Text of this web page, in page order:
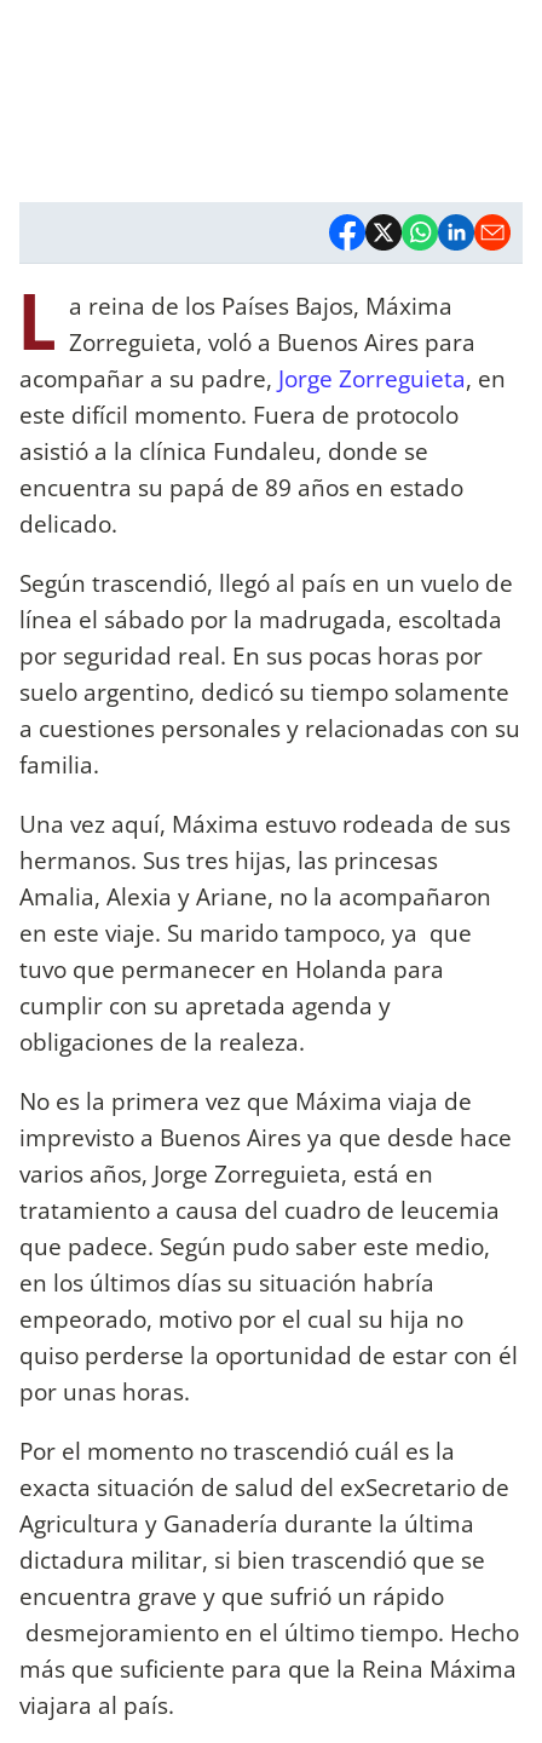
L a reina de los Países Bajos, Máxima
Zorreguieta, voló a Buenos Aires para
acompañar a su padre, Jorge Zorreguieta, en
este difícil momento. Fuera de protocolo
asistió a la clínica Fundaleu, donde se
encuentra su papá de 89 años en estado
delicado.
Según trascendió, llegó al país en un vuelo de
línea el sábado por la madrugada, escoltada
por seguridad real. En sus pocas horas por
suelo argentino, dedicó su tiempo solamente
a cuestiones personales y relacionadas con su
familia.
Una vez aquí, Máxima estuvo rodeada de sus
hermanos. Sus tres hijas, las princesas
Amalia, Alexia y Ariane, no la acompañaron
en este viaje. Su marido tampoco, ya que
tuvo que permanecer en Holanda para
cumplir con su apretada agenda y
obligaciones de la realeza.
No es la primera vez que Máxima viaja de
imprevisto a Buenos Aires ya que desde hace
varios años, Jorge Zorreguieta, está en
tratamiento a causa del cuadro de leucemia
que padece. Según pudo saber este medio,
en los últimos días su situación habría
empeorado, motivo por el cual su hija no
quiso perderse la oportunidad de estar con él
por unas horas.
Por el momento no trascendió cuál es la
exacta situación de salud del exSecretario de
Agricultura y Ganadería durante la última
dictadura militar, si bien trascendió que se
encuentra grave y que sufrió un rápido
desmejoramiento en el último tiempo. Hecho
más que suficiente para que la Reina Máxima
viajara al país.